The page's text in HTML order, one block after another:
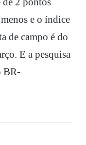
e o índice
de campo é do
E a pesquisa
BR-